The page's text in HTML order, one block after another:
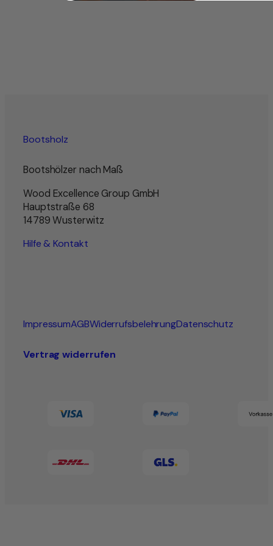
Bootsholz
Bootshölzer nach Maß
Wood Excellence Group GmbH
Hauptstraße 68
14789 Wusterwitz
Hilfe & Kontakt
ImpressumAGBWiderrufsbelehrungDatenschutz
Vertrag widerrufen